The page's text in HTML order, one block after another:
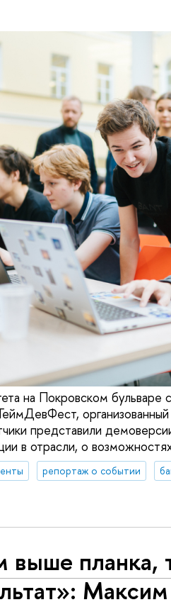
на Покровском бульваре
представили
в отрасли, о
репортаж о событии
выше планка,